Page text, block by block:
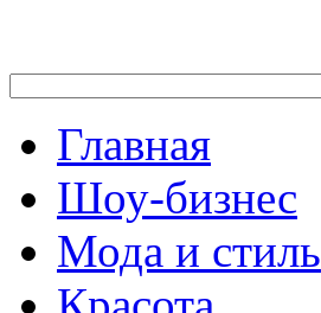
Главная
Шоу-бизнес
Мода и стиль